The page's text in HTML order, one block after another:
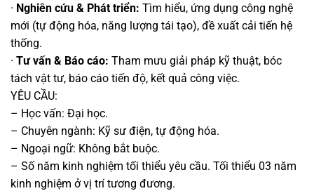
· Nghiên cứu & Phát triển: Tìm hiểu, ứng dụng công nghệ
mới (tự động hóa, năng lượng tái tạo), đề xuất cải tiến hệ
thống.
· Tư vấn & Báo cáo: Tham mưu giải pháp kỹ thuật, bóc
tách vật tư, báo cáo tiến độ, kết quả công việc.
YÊU CẦU:
– Học vấn: Đại học.
– Chuyên ngành: Kỹ sư điện, tự động hóa.
– Ngoại ngữ: Không bắt buộc.
– Số năm kinh nghiệm tối thiểu yêu cầu. Tối thiểu 03 năm
kinh nghiệm ở vị trí tương đương.